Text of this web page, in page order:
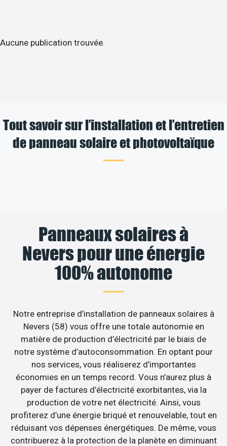
Aucune publication trouvée.
Tout savoir sur l’installation et l’entretien
de panneau solaire et photovoltaïque
Panneaux solaires à
Nevers pour une énergie
100% autonome
Notre entreprise d’installation de panneaux solaires à
Nevers (58) vous offre une totale autonomie en
matière de production d’électricité par le biais de
notre système d’autoconsommation. En optant pour
nos services, vous réaliserez d’importantes
économies en un temps record. Vous n’aurez plus à
payer de factures d’électricité exorbitantes, via la
production de votre net électricité. Ainsi, vous
profiterez d’une énergie briqué et renouvelable, tout en
réduisant vos dépenses énergétiques. De même, vous
contribuerez à la protection de la planète en diminuant